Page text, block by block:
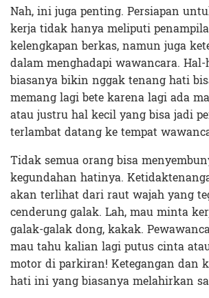
Nah, ini juga penting. Persiapan
kerja tidak hanya meliputi
kelengkapan berkas, namun juga
dalam menghadapi wawancara.
biasanya bikin nggak tenang hati
memang lagi bete karena lagi ada
atau justru hal kecil yang bisa jadi
terlambat datang ke tempat
Tidak semua orang bisa
kegundahan hatinya.
akan terlihat dari raut wajah yang
cenderung galak. Lah, mau minta
galak-galak dong, kakak.
mau tahu kalian lagi putus cinta
motor di parkiran! Ketegangan dan
hati ini yang biasanya melahirkan